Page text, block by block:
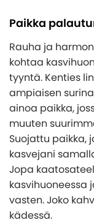
Paikka
Rauha ja
kohtaa
tyyntä. Kenties
ampiaisen
ainoa paikka,
muuten
Suojattu paikka,
kasvejani
Jopa
kasvihuoneessa
vasten. Joko
kädessä.